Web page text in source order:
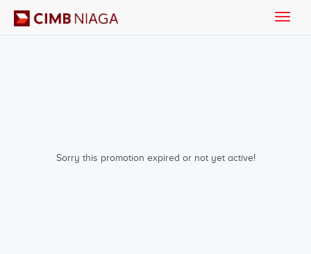
Sorry this promotion expired or not yet active!
Toggle